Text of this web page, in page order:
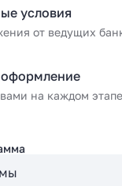
условия
от ведущих
оформление
на каждом